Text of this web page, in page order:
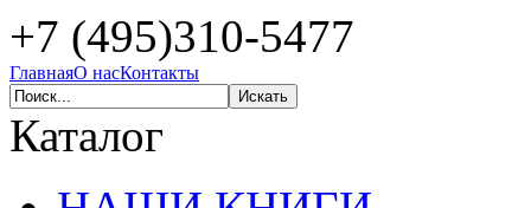
+7 (495)310-5477
ГлавнаяО насКонтакты
Каталог